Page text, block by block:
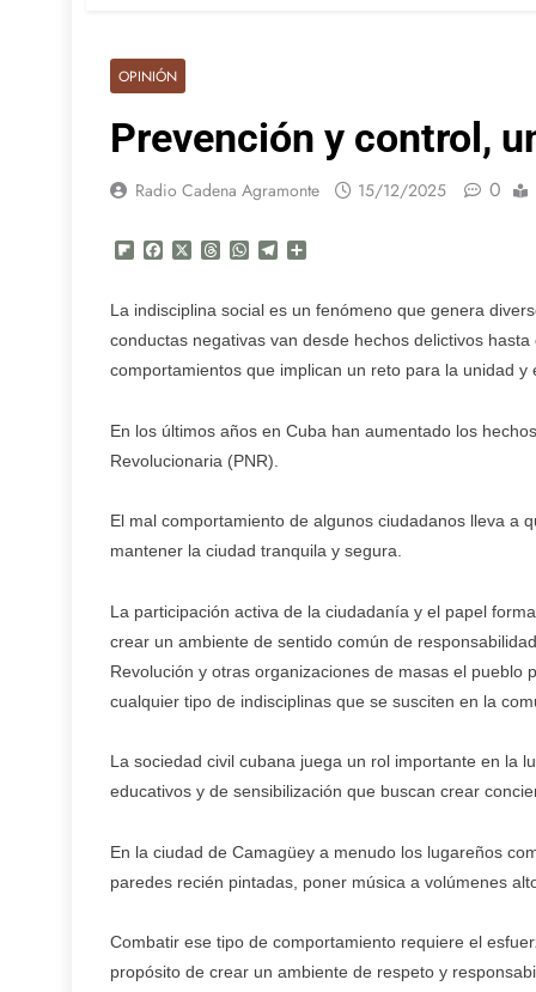
OPINIÓN
Prevención y control,
Radio Cadena Agramonte 15/12/2025 0
Flipboard
FacebookThreadsWhatsApp
Telegram
La indisciplina social es un fenómeno que genera
conductas negativas van desde hechos delictivos
comportamientos que implican un reto para la unidad y
En los últimos años en Cuba han aumentado los
Revolucionaria (PNR).
El mal comportamiento de algunos ciudadanos lleva a
mantener la ciudad tranquila y segura.
La participación activa de la ciudadanía y el papel
crear un ambiente de sentido común de
Revolución y otras organizaciones de masas el
cualquier tipo de indisciplinas que se susciten en la
La sociedad civil cubana juega un rol importante en la
educativos y de sensibilización que buscan crear
En la ciudad de Camagüey a menudo los lugareños
paredes recién pintadas, poner música a volúmenes
Combatir ese tipo de comportamiento requiere el
propósito de crear un ambiente de respeto y